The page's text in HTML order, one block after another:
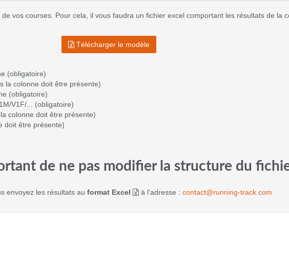
vos courses. Pour cela, il vous faudra un fichier excel comportant les résultats de la
Télécharger le modèle
(obligatoire)
la colonne doit être présente)
(obligatoire)
V1F/... (obligatoire)
colonne doit être présente)
doit être présente)
de ne pas modifier la structure du
envoyez les résultats au format Excel à l'adresse : contact@running-track.com